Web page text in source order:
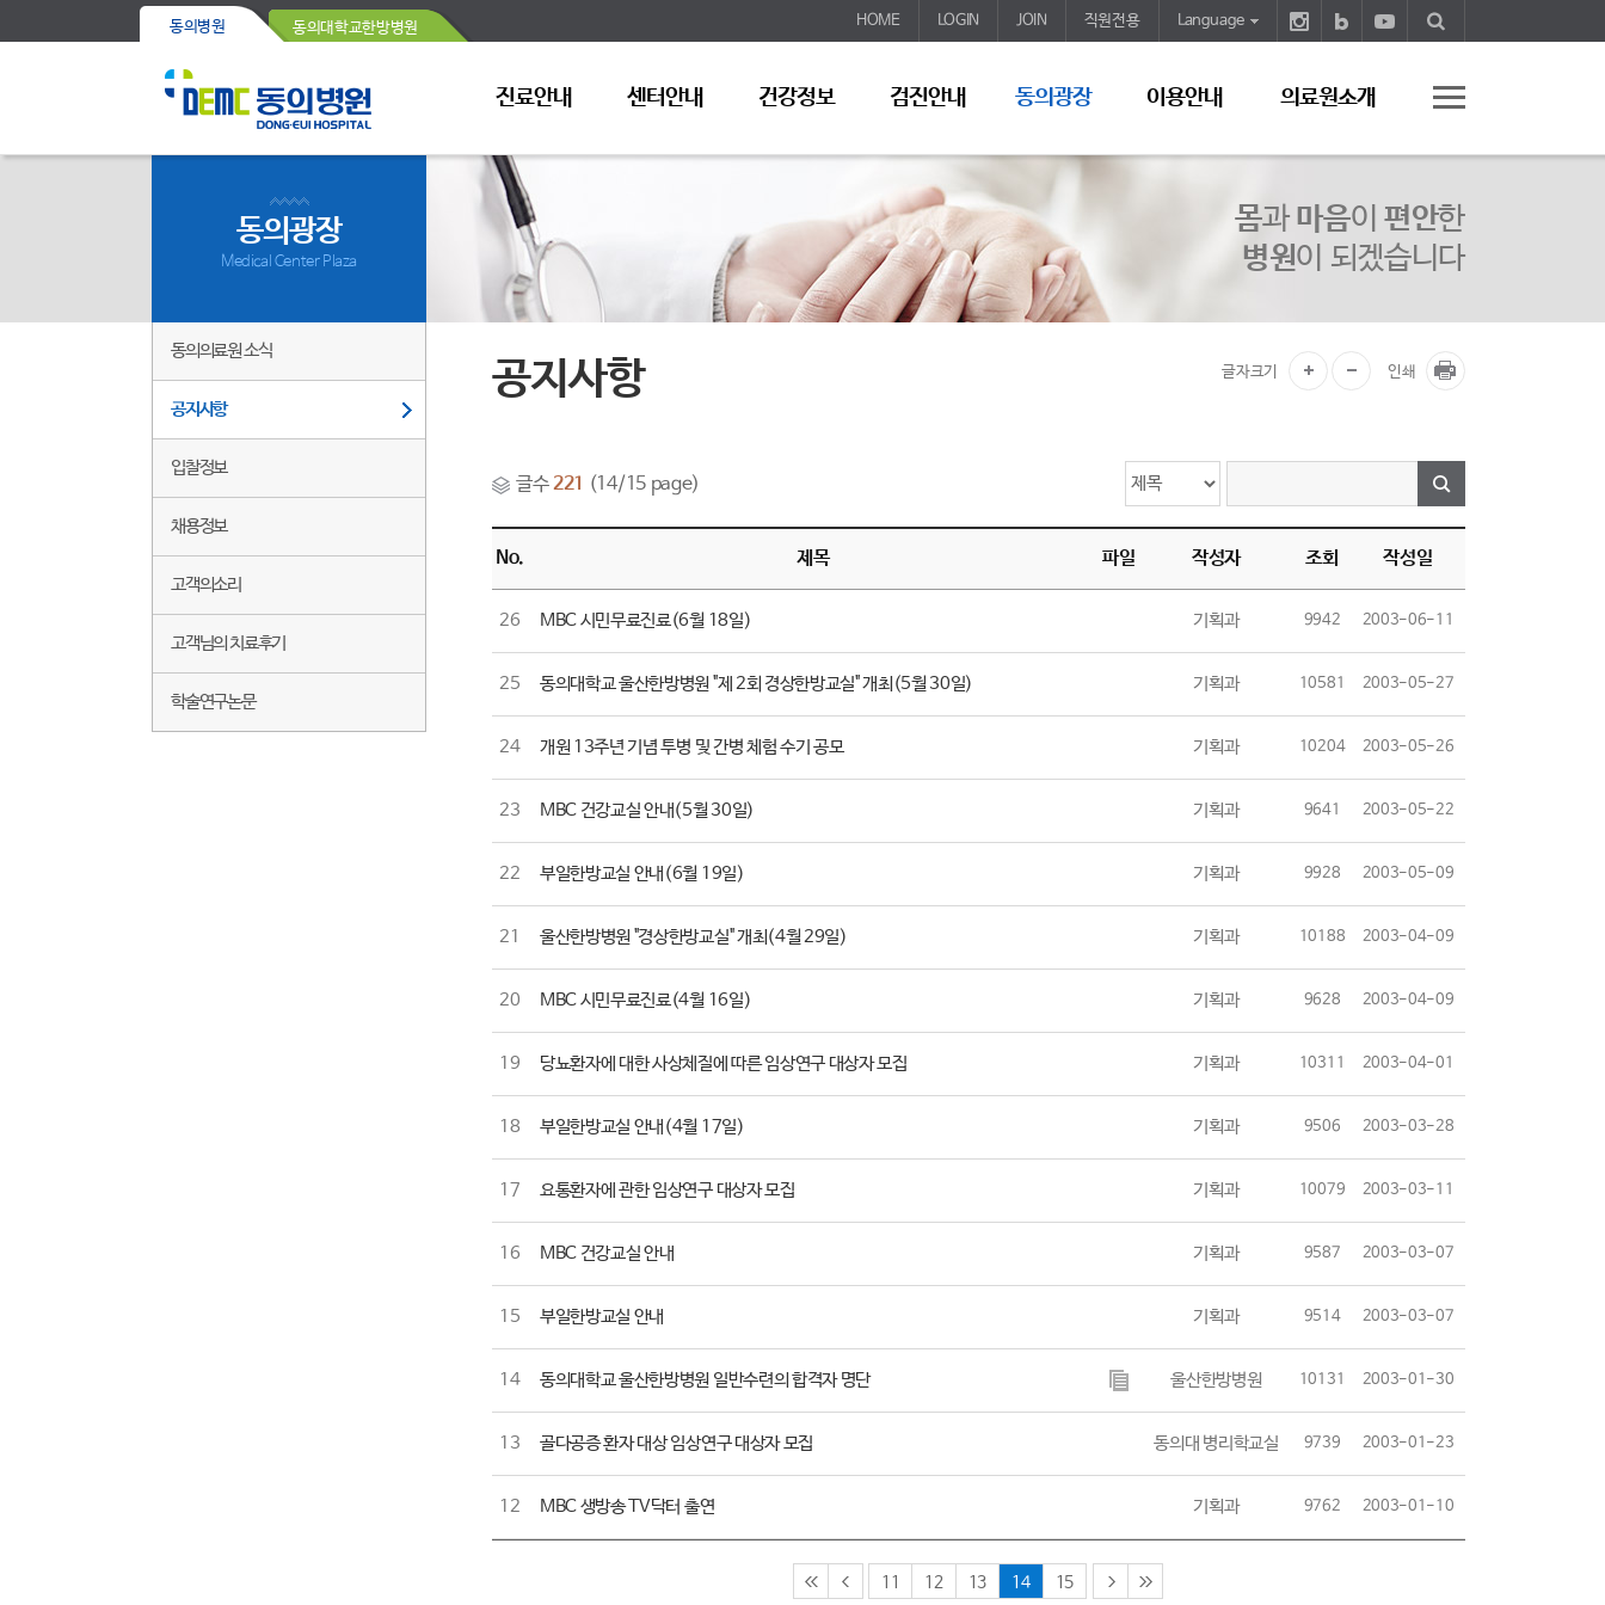
동의병원 동의대학교한방병원 HOME LOGIN JOIN 직원전용 Language
진료안내 센터안내 건강정보 검진안내 동의광장 이용안내 의료원소개
몸과 마음이 편안한
병원이 되겠습니다
동의광장
Medical Center Plaza
동의의료원 소식
공지사항
입찰정보
채용정보
고객의소리
고객님의 치료후기
학술연구논문
공지사항 글자크기 인쇄
글수221 (14/15 page)
No. 제목 파일 작성자 조회 작성일
26 MBC 시민무료진료(6월 18일) 기획과 9942 2003-06-11
25 동의대학교 울산한방병원 "제 2회 경상한방교실" 개최(5월 30일) 기획과 10581 2003-05-27
24 개원 13주년 기념 투병 및 간병 체험 수기 공모 기획과 10204 2003-05-26
23 MBC 건강교실 안내(5월 30일) 기획과 9641 2003-05-22
22 부일한방교실 안내(6월 19일) 기획과 9928 2003-05-09
21 울산한방병원 "경상한방교실" 개최(4월 29일) 기획과 10188 2003-04-09
20 MBC 시민무료진료(4월 16일) 기획과 9628 2003-04-09
19 당뇨환자에 대한 사상체질에 따른 임상연구 대상자 모집 기획과 10311 2003-04-01
18 부일한방교실 안내(4월 17일) 기획과 9506 2003-03-28
17 요통환자에 관한 임상연구 대상자 모집 기획과 10079 2003-03-11
16 MBC 건강교실 안내 기획과 9587 2003-03-07
15 부일한방교실 안내 기획과 9514 2003-03-07
14 동의대학교 울산한방병원 일반수련의 합격자 명단 울산한방병원 10131 2003-01-30
13 골다공증 환자 대상 임상연구 대상자 모집 동의대 병리학교실 9739 2003-01-23
12 MBC 생방송 TV닥터 출연 기획과 9762 2003-01-10
11 12 13 14 15